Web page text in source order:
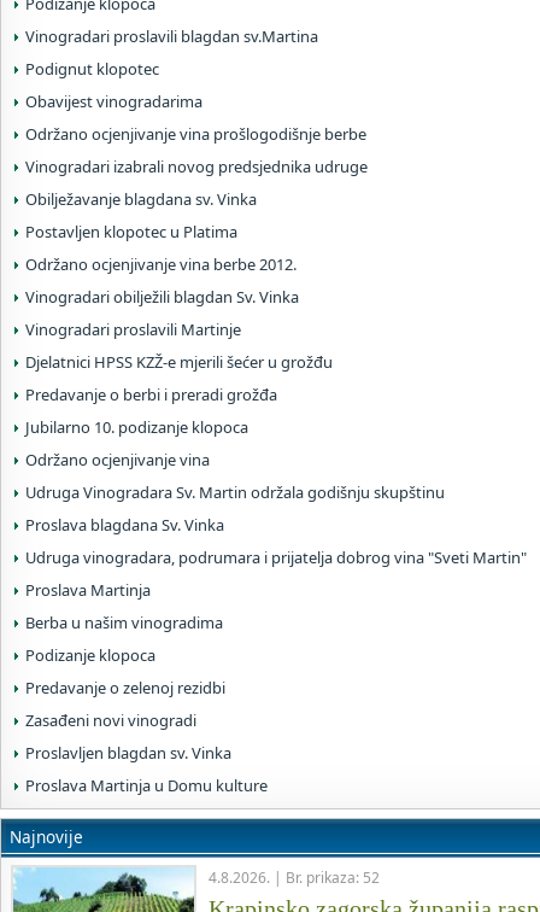
Vinogradari proslavili blagdan sv.Martina
Podignut klopotec
Obavijest vinogradarima
Održano ocjenjivanje vina prošlogodišnje berbe
Vinogradari izabrali novog predsjednika udruge
Obilježavanje blagdana sv. Vinka
Postavljen klopotec u Platima
Održano ocjenjivanje vina berbe 2012.
Vinogradari obilježili blagdan Sv. Vinka
Vinogradari proslavili Martinje
Djelatnici HPSS KZŽ-e mjerili šećer u grožđu
Predavanje o berbi i preradi grožđa
Jubilarno 10. podizanje klopoca
Održano ocjenjivanje vina
Udruga Vinogradara Sv. Martin održala godišnju skupštinu
Proslava blagdana Sv. Vinka
Udruga vinogradara, podrumara i prijatelja dobrog vina "Sveti Martin"
Proslava Martinja
Berba u našim vinogradima
Podizanje klopoca
Predavanje o zelenoj rezidbi
Zasađeni novi vinogradi
Proslavljen blagdan sv. Vinka
Proslava Martinja u Domu kulture
Najnovije
4.8.2026. | Br. prikaza: 52